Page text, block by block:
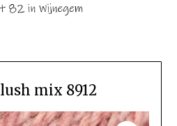
mix 8912